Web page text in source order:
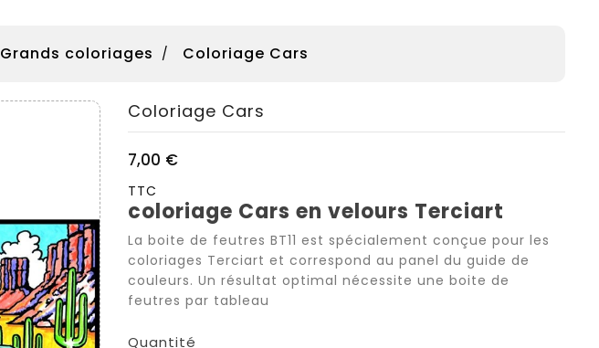
Grands coloriages Coloriage Cars
Coloriage Cars
7,00 €
TTC
coloriage Cars en velours Terciart
La boite de feutres BT11 est spécialement conçue pour les
coloriages Terciart et correspond au panel du guide de
couleurs. Un résultat optimal nécessite une boite de
feutres par tableau
Quantité